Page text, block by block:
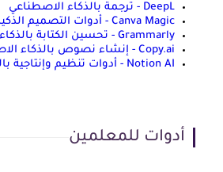
DeepL - ترجمة بالذكاء الاصطناعي
Canva Magic - أدوات التصميم الذكية
Grammarly - تحسين الكتابة بالذكاء الاصطناعي
Copy.ai - إنشاء نصوص بالذكاء الاصطناعي
Notion AI - أدوات تنظيم وإنتاجية بالذكاء الاصطناعي
أدوات للمعلمين